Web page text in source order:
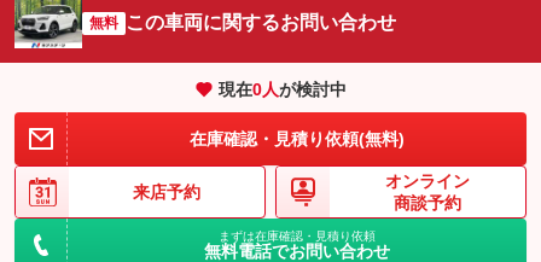
無料 この車両に関するお問い合わせ
現在0人が検討中
在庫確認・見積り依頼(無料)
来店予約
オンライン
商談予約
まずは在庫確認・見積り依頼
無料電話でお問い合わせ